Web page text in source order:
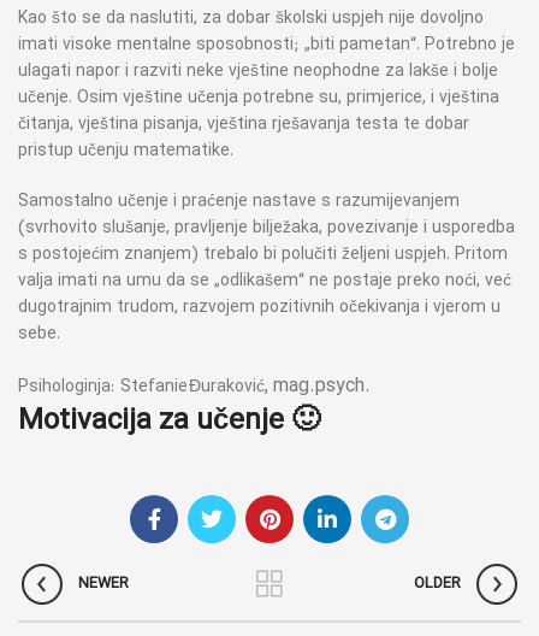
Kao što se da naslutiti, za dobar školski uspjeh nije dovoljno
imati visoke mentalne sposobnosti; „biti pametan“. Potrebno je
ulagati napor i razviti neke vještine neophodne za lakše i bolje
učenje. Osim vještine učenja potrebne su, primjerice, i vještina
čitanja, vještina pisanja, vještina rješavanja testa te dobar
pristup učenju matematike.
Samostalno učenje i praćenje nastave s razumijevanjem
(svrhovito slušanje, pravljenje bilježaka, povezivanje i usporedba
s postojećim znanjem) trebalo bi polučiti željeni uspjeh. Pritom
valja imati na umu da se „odlikašem“ ne postaje preko noći, već
dugotrajnim trudom, razvojem pozitivnih očekivanja i vjerom u
sebe.
Psihologinja: Stefanie Đuraković, mag.psych.
Motivacija za učenje 🙂
NEWER OLDER